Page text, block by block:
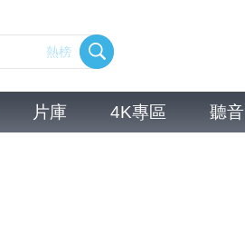
熱榜
片庫 4K專區 聽音